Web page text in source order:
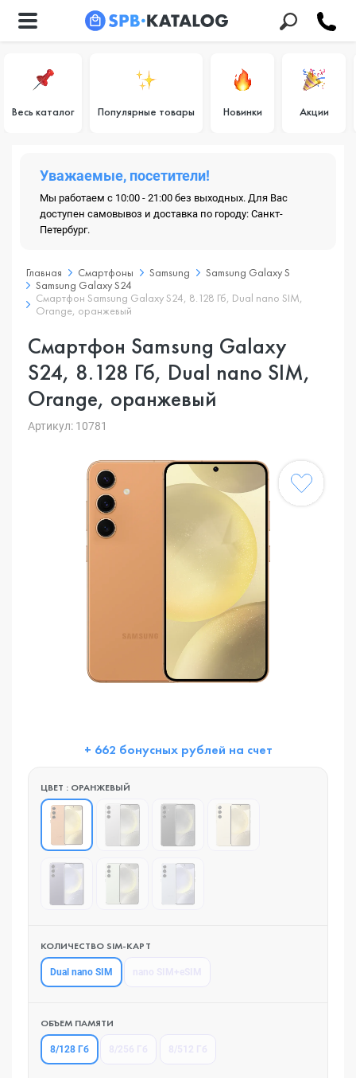
Весь каталог Популярные товары Новинки Акции
Уважаемые, посетители!
Мы работаем с 10:00 - 21:00 без выходных. Для Вас
доступен самовывоз и доставка по городу: Санкт-
Петербург.
Главная Смартфоны Samsung
Samsung Galaxy S
Samsung Galaxy S24
Смартфон Samsung Galaxy S24, 8.128 Гб, Dual nano SIM,
Orange, оранжевый
Смартфон Samsung Galaxy
S24, 8.128 Гб, Dual nano SIM,
Orange, оранжевый
Артикул: 10781
+ 662 бонусных рублей на счет
ЦВЕТ : ОРАНЖЕВЫЙ
КОЛИЧЕСТВО SIM-КАРТ
Dual nano SIM
ОБЪЕМ ПАМЯТИ
8/128 Гб